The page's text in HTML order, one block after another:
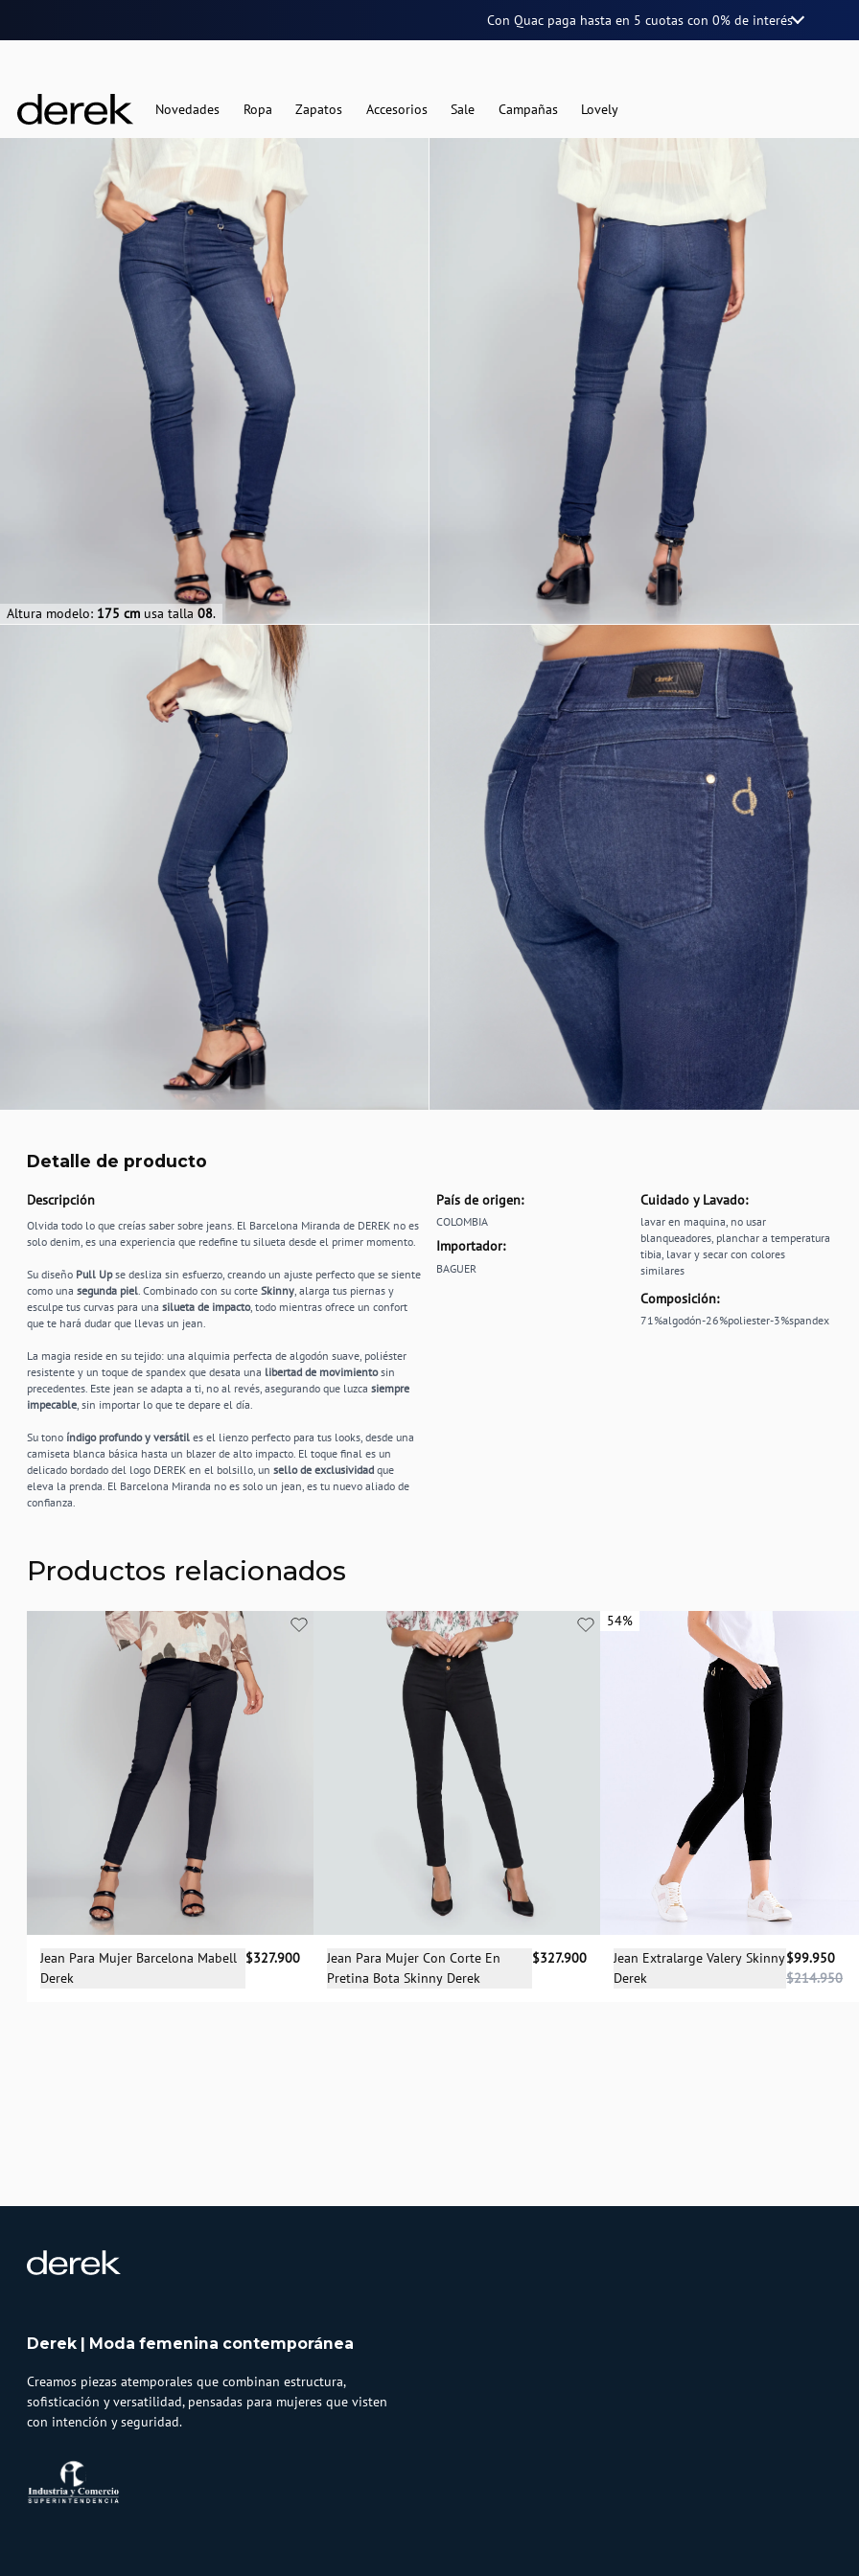
Con Quac paga hasta en 5 cuotascon 0% de interés
Novedades Ropa Zapatos Accesorios Sale Campañas Lovely
Altura modelo: 175 cm usa talla 08.
Detalle de producto
Descripción
Olvida todo lo que creías saber sobre jeans. El Barcelona Miranda de DEREK no es
solo denim, es una experiencia que redefine tu silueta desde el primer momento.
Su diseño Pull Upse desliza sin esfuerzo, creando un ajuste perfecto que se siente
como una segunda piel . Combinado con su corte Skinny , alarga tus piernas y
esculpe tus curvas para una silueta de impacto, todo mientras ofrece un confort
que te hará dudar que llevas un jean.
La magia reside en su tejido: una alquimia perfecta de algodón suave, poliéster
resistente y un toque de spandex que desata una libertad de movimientosin
precedentes. Este jean se adapta a ti, no al revés, asegurando que luzca siempre
impecable , sin importar lo que te depare el día.
Su tono índigo profundo y versátil es el lienzo perfecto para tus looks, desde una
camiseta blanca básica hasta un blazer de alto impacto. El toque final es un
delicado bordado del logo DEREK en el bolsillo, un sello de exclusividad que
eleva la prenda. El Barcelona Miranda no es solo un jean, es tu nuevo aliado de
confianza.
País de origen:
COLOMBIA
Importador:
BAGUER
Cuidado y Lavado:
lavar en maquina, no usar
blanqueadores, planchar a temperatura
tibia, lavar y secar con colores
similares
Composición:
71%algodón-26%poliester-3%spandex
Productos relacionados
Selecciona una talla
Jean Para Mujer Barcelona Mabell
Derek
$327.900 Selecciona una talla
04 06 08 10
Jean Para Mujer Con Corte En
Pretina Bota Skinny Derek
$327.900
54%
54%
Selecciona una talla
Jean Extralarge Valery Skinny
Derek
$99.950
$214.950
Derek | Moda femenina contemporánea
Creamos piezas atemporales que combinan estructura,
sofisticación y versatilidad, pensadas para mujeres que visten
con intención y seguridad.